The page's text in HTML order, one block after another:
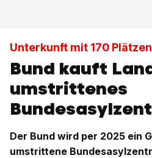
Unterkunft mit 170 Plätzen
Bund kauft
umstrittenes
Der Bund wird per 2025 ein
umstrittene